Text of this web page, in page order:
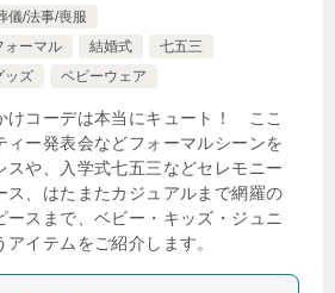
儀/法事/喪服
ォーマル
結婚式
七五三
ッズ
ベビーウェア
けコーデは本当にキュート！ ここ
ィー発表会などフォーマルシーンを
スや、入学式七五三などセレモニー
ス、はたまたカジュアルまで網羅の
ースまで、ベビー・キッズ・ジュニ
イテムをご紹介します。